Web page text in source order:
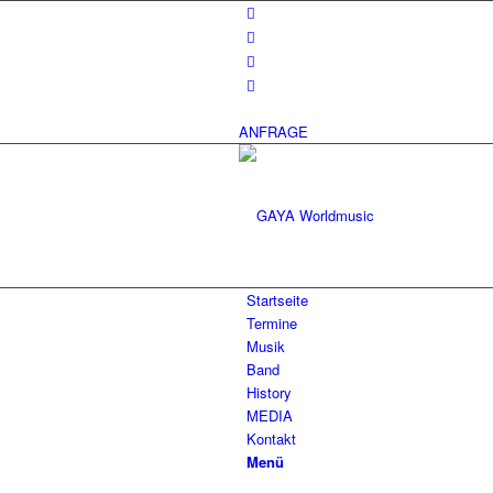
ANFRAGE
Startseite
Termine
Musik
Band
History
MEDIA
Kontakt
Menü